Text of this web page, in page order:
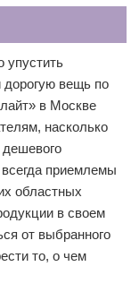
упустить
дорогую вещь по
в Москве
насколько
приемлемы
областных
в своем
от выбранного
то, о чем